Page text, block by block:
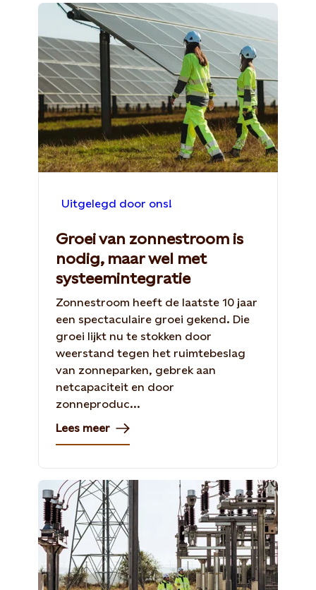
Uitgelegd door ons!
Groei van zonnestroom is
nodig, maar wel met
systeemintegratie
Zonnestroom heeft de laatste 10 jaar
een spectaculaire groei gekend. Die
groei lijkt nu te stokken door
weerstand tegen het ruimtebeslag
van zonneparken, gebrek aan
netcapaciteit en door
zonneproduc...
Lees meer